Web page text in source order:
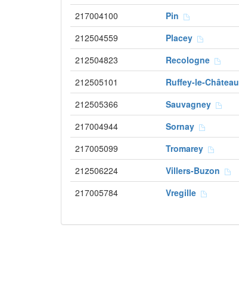
217004100 Pin
212504559 Placey
212504823 Recologne
212505101 Ruffey-le-Château
212505366 Sauvagney
217004944 Sornay
217005099 Tromarey
212506224 Villers-Buzon
217005784 Vregille